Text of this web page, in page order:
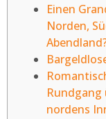
Einen
Norden,
Rundgang
nordens